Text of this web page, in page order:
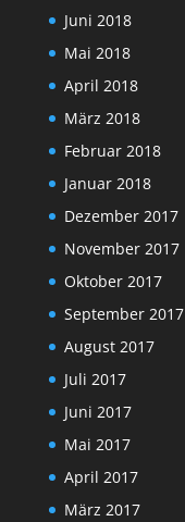
Juni 2018
Mai 2018
April 2018
März 2018
Februar 2018
Januar 2018
Dezember 2017
November 2017
Oktober 2017
September 2017
August 2017
Juli 2017
Juni 2017
Mai 2017
April 2017
März 2017